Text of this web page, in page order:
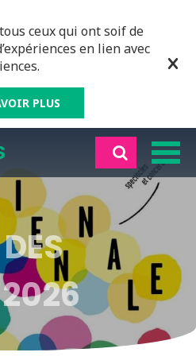
ceux qui ont soif de
en lien avec
PLUS
2026